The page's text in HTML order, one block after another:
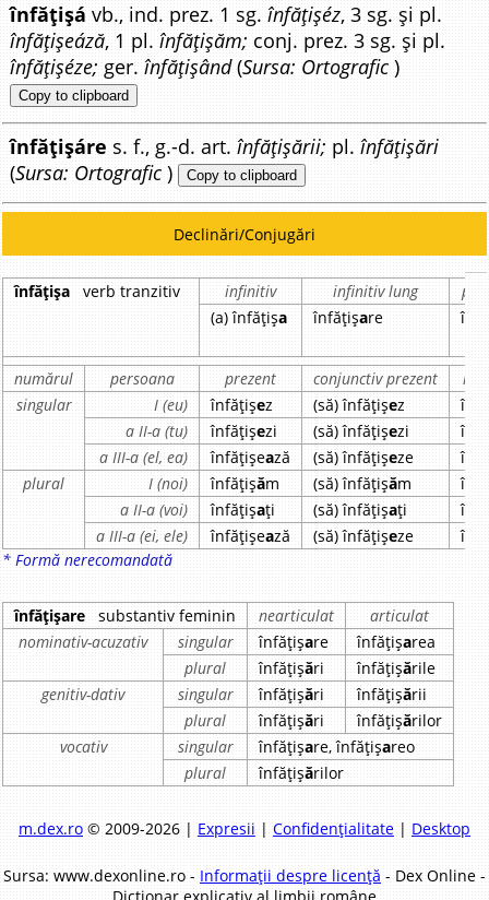
înfățișá vb., ind. prez. 1 sg.înfățișéz, 3 sg. și pl.
înfățișeáză, 1 pl.înfățișăm; conj. prez. 3 sg. și pl.
înfățișéze; ger.înfățișând(Sursa: Ortografic )
Copy to clipboard
înfățișáre s. f., g.-d. art.înfățișării; pl.înfățișări
(Sursa: Ortografic ) Copy to clipboard
Declinări/Conjugări
înfățișa verb tranzitiv infinitiv infinitiv lung
(a) înfățișa înfățișare
numărul persoana prezent conjunctiv prezent
singular
I (eu) înfățișez (să) înfățișez
a II-a (tu)
înfățișezi (să) înfățișezi
a III-a (el, ea)
înfățișează (să) înfățișeze
plural
I (noi) înfățișăm (să) înfățișăm
a II-a (voi)
înfățișați (să) înfățișați
a III-a (ei, ele)
înfățișează (să) înfățișeze
* Formă nerecomandată
înfățișare substantiv feminin nearticulat
articulat
nominativ-acuzativ
singular înfățișare înfățișarea
plural
înfățișări înfățișările
genitiv-dativ
singular înfățișări înfățișării
plural
înfățișări înfățișărilor
vocativ
singular înfățișare, înfățișareo
plural
înfățișărilor
m.dex.ro© 2009-2026 | Expresii | Confidențialitate| Desktop
Sursa: www.dexonline.ro - Informații despre licență - Dex Online -